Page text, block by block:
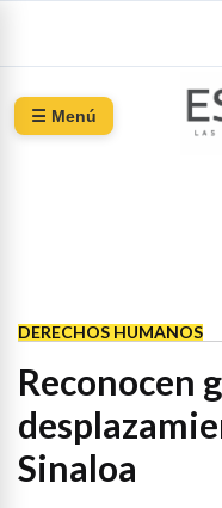
☰ Menú
DERECHOS HUMANOS
Reconocen
Sinaloa